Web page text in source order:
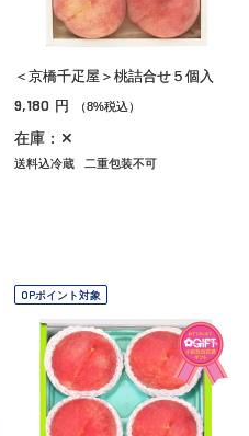
＜京橋千疋屋＞桃詰合せ５個入
9,180 円 （8%税込）
在庫：✕
送料込冷蔵 二重包装不可
OPポイント対象